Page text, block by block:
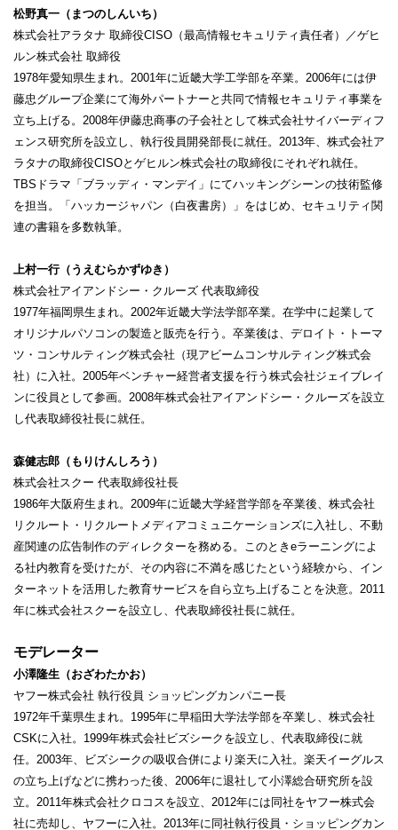
松野真一（まつのしんいち）
株式会社アラタナ 取締役CISO（最高情報セキュリティ責任者）／ゲヒ
ルン株式会社 取締役
1978年愛知県生まれ。2001年に近畿大学工学部を卒業。2006年には伊
藤忠グループ企業にて海外パートナーと共同で情報セキュリティ事業を
立ち上げる。2008年伊藤忠商事の子会社として株式会社サイバーディフ
ェンス研究所を設立し、執行役員開発部長に就任。2013年、株式会社ア
ラタナの取締役CISOとゲヒルン株式会社の取締役にそれぞれ就任。
TBSドラマ「ブラッディ・マンデイ」にてハッキングシーンの技術監修
を担当。「ハッカージャパン（白夜書房）」をはじめ、セキュリティ関
連の書籍を多数執筆。
上村一行（うえむらかずゆき）
株式会社アイアンドシー・クルーズ 代表取締役
1977年福岡県生まれ。2002年近畿大学法学部卒業。在学中に起業して
オリジナルパソコンの製造と販売を行う。卒業後は、デロイト・トーマ
ツ・コンサルティング株式会社（現アビームコンサルティング株式会
社）に入社。2005年ベンチャー経営者支援を行う株式会社ジェイブレイ
ンに役員として参画。2008年株式会社アイアンドシー・クルーズを設立
し代表取締役社長に就任。
森健志郎（もりけんしろう）
株式会社スクー 代表取締役社長
1986年大阪府生まれ。2009年に近畿大学経営学部を卒業後、株式会社
リクルート・リクルートメディアコミュニケーションズに入社し、不動
産関連の広告制作のディレクターを務める。このときeラーニングによ
る社内教育を受けたが、その内容に不満を感じたという経験から、イン
ターネットを活用した教育サービスを自ら立ち上げることを決意。2011
年に株式会社スクーを設立し、代表取締役社長に就任。
モデレーター
小澤隆生（おざわたかお）
ヤフー株式会社 執行役員 ショッピングカンパニー長
1972年千葉県生まれ。1995年に早稲田大学法学部を卒業し、株式会社
CSKに入社。1999年株式会社ビズシークを設立し、代表取締役に就
任。2003年、ビズシークの吸収合併により楽天に入社。楽天イーグルス
の立ち上げなどに携わった後、2006年に退社して小澤総合研究所を設
立。2011年株式会社クロコスを設立、2012年には同社をヤフー株式会
社に売却し、ヤフーに入社。2013年に同社執行役員・ショッピングカン